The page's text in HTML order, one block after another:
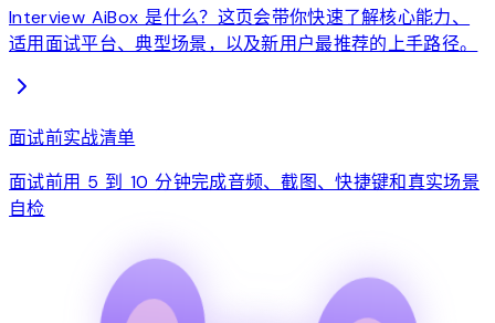
Interview AiBox 是什么？这页会带你快速了解核心能力、
适用面试平台、典型场景，以及新用户最推荐的上手路径。
面试前实战清单
面试前用 5 到 10 分钟完成音频、截图、快捷键和真实场景
自检